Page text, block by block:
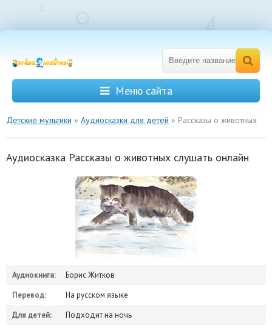
Меню сайта
Детские мультики » Аудиосказки для детей » Рассказы о животных
Аудиосказка Рассказы о животных слушать онлайн
Аудиокнига:
Борис Житков
Перевод:
На русском языке
Для детей:
Подходит на ночь